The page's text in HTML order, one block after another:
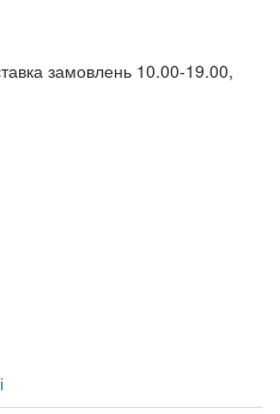
замовлень 10.00-19.00,